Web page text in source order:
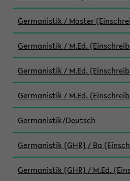
Germanistik / Master
Germanistik / M.Ed.
Germanistik / M.Ed.
Germanistik / M.Ed.
Germanistik/Deutsch
Germanistik (GHR) / Ba
Germanistik (GHR) / M.Ed.